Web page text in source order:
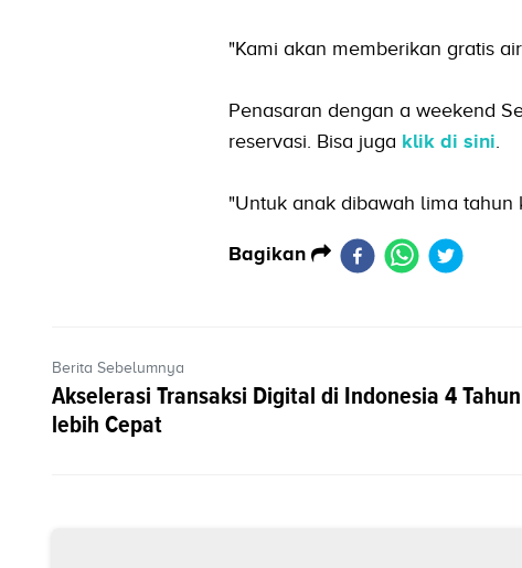
"Kami akan memberikan gratis
Penasaran dengan a weekend
reservasi. Bisa juga klik di sini.
"Untuk anak dibawah lima tahun
Bagikan
Berita Sebelumnya
Akselerasi Transaksi Digital di Indonesia 4 Tahun
lebih Cepat